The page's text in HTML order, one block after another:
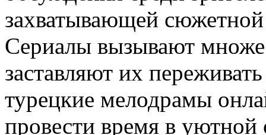
захватывающей
Сериалы вызывают
заставляют их
турецкие мелодрамы
провести время в уютной